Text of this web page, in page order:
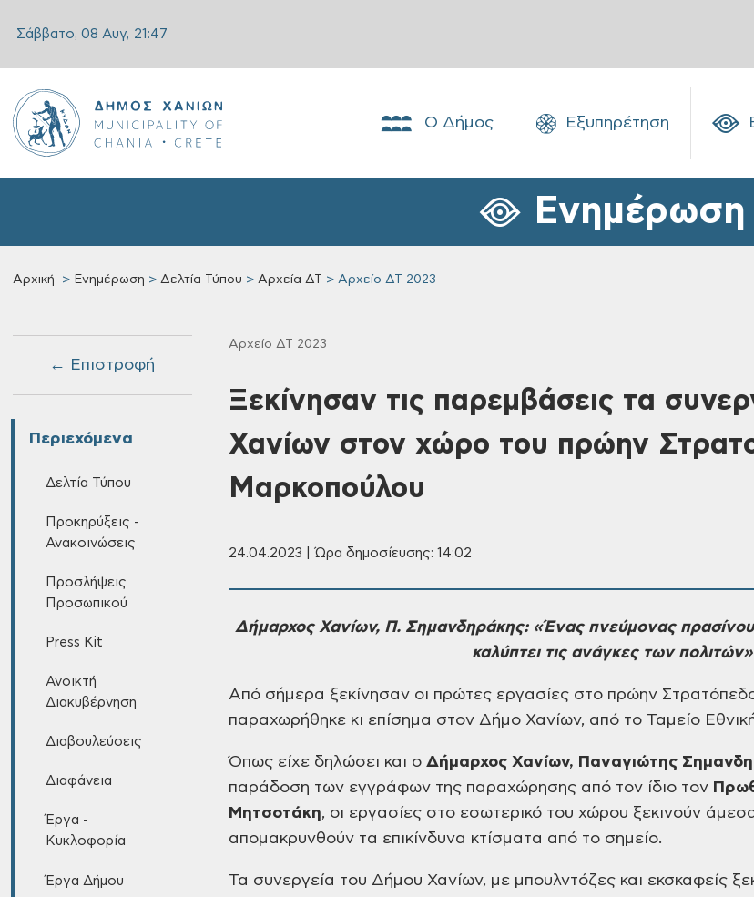
Σάββατο, 08 Αυγ, 21:47
Ο Δήμος Εξυπηρέτηση
Ενημέρωση
Αρχική Ενημέρωση Δελτία Τύπου Αρχεία ΔΤ Αρχείο ΔΤ 2023
← Επιστροφή
Περιεχόμενα
Δελτία Τύπου
Προκηρύξεις -
Ανακοινώσεις
Προσλήψεις
Προσωπικού
Press Kit
Ανοικτή
Διακυβέρνηση
Διαβουλεύσεις
Διαφάνεια
Έργα -
Κυκλοφορία
Έργα Δήμου
Αρχείο ΔΤ 2023
Ξεκίνησαν τις παρεμβάσεις τα
Χανίων στον χώρο του πρώην
Μαρκοπούλου
24.04.2023 | Ώρα δημοσίευσης: 14:02
Δήμαρχος Χανίων, Π. Σημανδηράκης: «Ένας πνεύμονας
καλύπτειτις ανάγκες των πολιτών»
Από σήμερα ξεκίνησαν οι πρώτες εργασίες στο πρώην
παραχωρήθηκε κι επίσημα στον Δήμο Χανίων, από το Ταμείο
Όπως είχε δηλώσει και ο Δήμαρχος Χανίων, Παναγιώτης
παράδοση των εγγράφων της παραχώρησης από τον ίδιο τον
Μητσοτάκη, οι εργασίες στο εσωτερικό του χώρου ξεκινούν
απομακρυνθούν τα επικίνδυνα κτίσματα από το σημείο.
Τα συνεργεία του Δήμου Χανίων, με μπουλντόζες και εκσκαφείς